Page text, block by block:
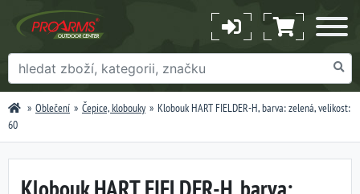
Oblečení Čepice, klobouky
Klobouk HART FIELDER-H, barva: zelená, velikost:
60